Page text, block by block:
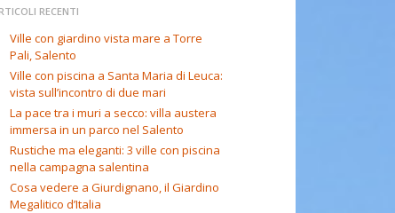
RECENTI
Ville con giardino vista mare a Torre
Pali, Salento
Ville con piscina a Santa Maria di Leuca:
vista sull’incontro di due mari
La pace tra i muri a secco: villa austera
immersa in un parco nel Salento
Rustiche ma eleganti: 3 ville con piscina
nella campagna salentina
Cosa vedere a Giurdignano, il Giardino
Megalitico d’Italia